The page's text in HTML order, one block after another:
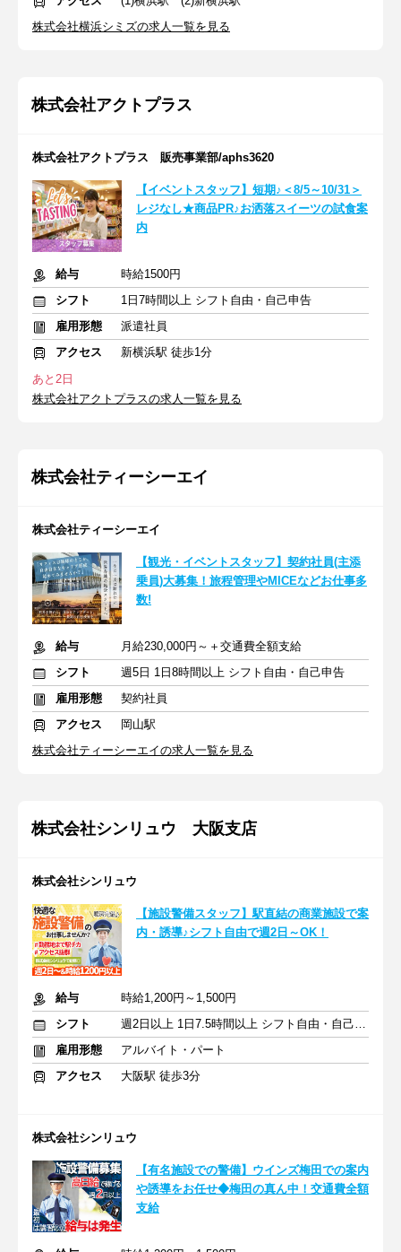
株式会社横浜シミズの求人一覧を見る
株式会社アクトプラス
株式会社アクトプラス 販売事業部/aphs3620
【イベントスタッフ】短期♪＜8/5～10/31＞
レジなし★商品PR♪お洒落スイーツの試食案
内
給与
時給1500円
シフト
1日7時間以上 シフト自由・自己申告
雇用形態
派遣社員
アクセス
新横浜駅 徒歩1分
あと2日
株式会社アクトプラスの求人一覧を見る
株式会社ティーシーエイ
株式会社ティーシーエイ
【観光・イベントスタッフ】契約社員(主添
乗員)大募集！旅程管理やMICEなどお仕事多
数!
給与
月給230,000円～＋交通費全額支給
シフト
週5日 1日8時間以上 シフト自由・自己申告
雇用形態
契約社員
アクセス
岡山駅
株式会社ティーシーエイの求人一覧を見る
株式会社シンリュウ 大阪支店
株式会社シンリュウ
【施設警備スタッフ】駅直結の商業施設で案
内・誘導♪シフト自由で週2日～OK！
給与
時給1,200円～1,500円
シフト
週2日以上 1日7.5時間以上 シフト自由・自己申告
雇用形態
アルバイト・パート
アクセス
大阪駅 徒歩3分
株式会社シンリュウ
【有名施設での警備】ウインズ梅田での案内
や誘導をお任せ◆梅田の真ん中！交通費全額
支給